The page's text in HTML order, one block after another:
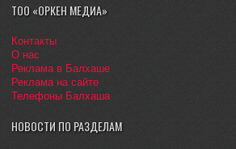
ТОО «ОРКЕН МЕДИА»
Контакты
О нас
Реклама в Балхаше
Реклама на сайте
Телефоны Балхаша
НОВОСТИ ПО РАЗДЕЛАМ